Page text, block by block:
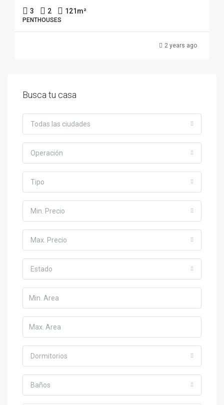
3 2 121 m²
PENTHOUSES
2 years ago
Busca tu casa
Todas las ciudades
Operación
Tipo
Min. Precio
Max. Precio
Estado
Dormitorios
Baños